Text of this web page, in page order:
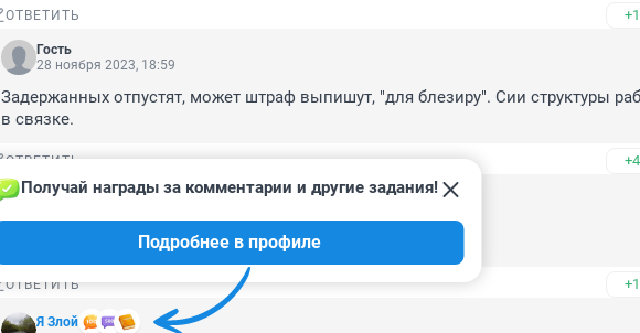
ОТВЕТИТЬ +1
Гость
28 ноября 2023, 18:59
Задержанных отпустят, может штраф выпишут, "для блезиру". Сии структуры
в связке.
ОТВЕТИТЬ +4
Гость
ОТВЕТИТЬ +1
Я Злой
Получай награды за комментарии и другие задания!
Подробнее в профиле